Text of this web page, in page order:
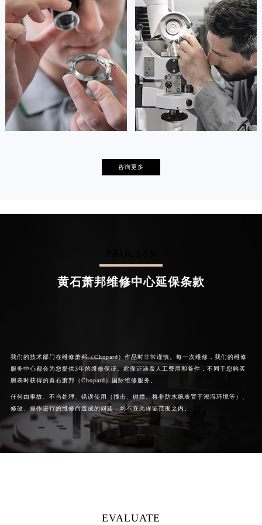
资深萧邦技师
是萧邦售后服务中心
(萧邦保养中心)
的高级技师之一
Tianjin Chopard Maintain center
 天津萧邦维修
资深萧邦技师
是萧邦售后服务中心
(萧邦保养中心)
的高级技师之一
Nanjing Chopard Maintain center
 上海萧邦保养
卡罗琳·卡桑德拉 辛迪·克莱门特
资深萧邦技师
咨询更多
黄石萧邦维修中心延保条款
我们的技术部门在维修萧邦（Chopard）作品时非常谨慎。每一次维修，我们的维修
服务中心都会为您提供3年的维修保证。此保证涵盖人工费用和备件，不同于您购买
腕表时获得的黄石萧邦（Chopard）国际维修服务。
任何由事故、不当处理、错误使用（撞击、碰撞、将非防水腕表置于潮湿环境等）、
修改、操作进行的维修而造成的问题，均不在此保证范围之内。
EVALUATE